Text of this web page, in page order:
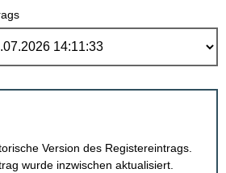
Version des Registereintrags.
wurde inzwischen aktualisiert.